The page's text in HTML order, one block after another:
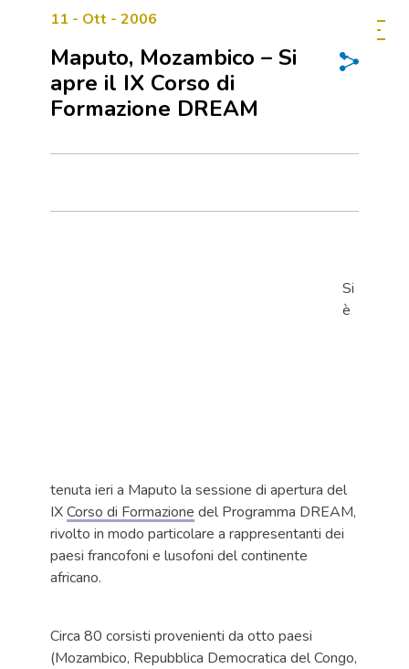
11 - Ott - 2006
Maputo, Mozambico – Si
apre il IX Corso di
Formazione DREAM
Si
è
tenuta ieri a Maputo la sessione di apertura del
IXCorso di Formazione del Programma DREAM,
rivolto in modo particolare a rappresentanti dei
paesi francofoni e lusofoni del continente
africano.
Circa 80 corsisti provenienti da otto paesi
(Mozambico, Repubblica Democratica del Congo,